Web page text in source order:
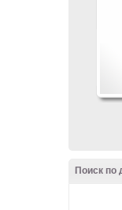
Поиск по